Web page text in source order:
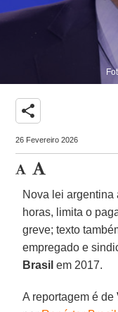
share
26 Fevereiro 2026
Nova lei argentina
horas, limita o
greve; texto
empregado e
Brasil em 2017.
A reportagem é de